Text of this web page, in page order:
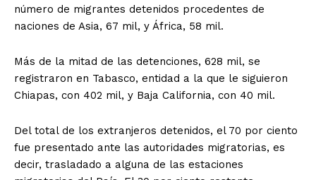
número de migrantes detenidos procedentes de
naciones de Asia, 67 mil, y África, 58 mil.
Más de la mitad de las detenciones, 628 mil, se
registraron en Tabasco, entidad a la que le siguieron
Chiapas, con 402 mil, y Baja California, con 40 mil.
Del total de los extranjeros detenidos, el 70 por ciento
fue presentado ante las autoridades migratorias, es
decir, trasladado a alguna de las estaciones